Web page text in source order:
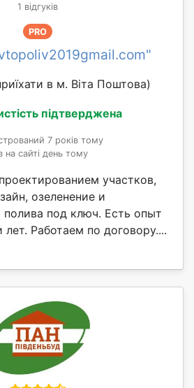
1 відгуків
PRO
в м. Віта Поштова)
підтверджена
7 років тому
на сайті день тому
участков,
озеленение и
полива под ключ. Есть опыт
лет. Работаем по договору....